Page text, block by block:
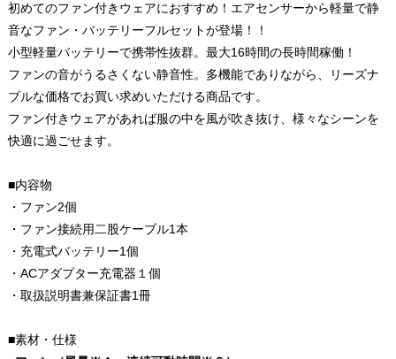
初めてのファン付きウェアにおすすめ！エアセンサーから軽量で静
音なファン・バッテリーフルセットが登場！！
小型軽量バッテリーで携帯性抜群。最大16時間の長時間稼働！
ファンの音がうるさくない静音性。多機能でありながら、リーズナ
ブルな価格でお買い求めいただける商品です。
ファン付きウェアがあれば服の中を風が吹き抜け、様々なシーンを
快適に過ごせます。
■内容物
・ファン2個
・ファン接続用二股ケーブル1本
・充電式バッテリー1個
・ACアダプター充電器１個
・取扱説明書兼保証書1冊
■素材・仕様